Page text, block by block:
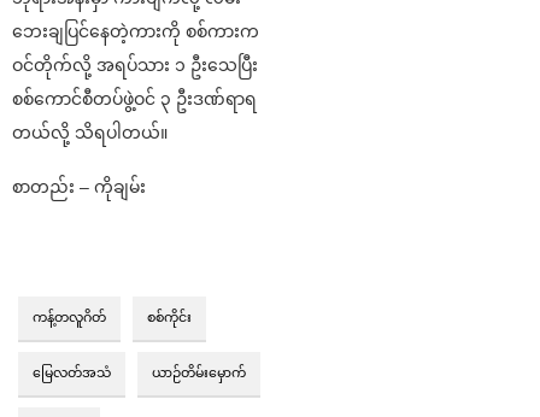
ဘေးချပြင်နေတဲ့ကားကို စစ်ကားက
ဝင်တိုက်လို့ အရပ်သား ၁ ဦးသေပြီး
စစ်ကောင်စီတပ်ဖွဲ့ဝင် ၃ ဦးဒဏ်ရာရ
တယ်လို့ သိရပါတယ်။
စာတည်း – ကိုချမ်း
ကန့်တလူဂိတ် စစ်ကိုင်း
မြေလတ်အသံ ယာဉ်တိမ်းမှောက်